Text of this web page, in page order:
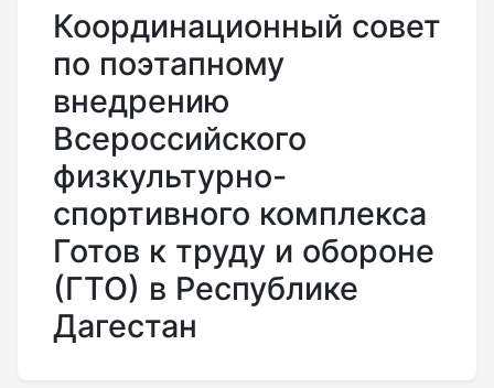
Координационный совет
по поэтапному
внедрению
Всероссийского
физкультурно-
спортивного комплекса
Готов к труду и обороне
(ГТО) в Республике
Дагестан